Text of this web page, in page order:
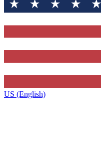
US (English)